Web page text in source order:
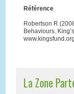
Référence
Robertson R
Behaviours.
La Zone